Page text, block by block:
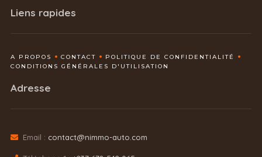
Liens rapides
A PROPOS CONTACT
POLITIQUE DE CONFIDENTIALITÉ
CONDITIONS GÉNÉRALES D'UTILISATION
Adresse
Email : contact@nimmo-auto.com